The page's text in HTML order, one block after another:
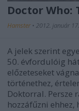
Doctor
Hamster • 2012. január 17.
A jelek szerint
50. évfordulóig
előzeteseket
történethez,
Doktorral. Persze
hozzáfűzni ehhez,